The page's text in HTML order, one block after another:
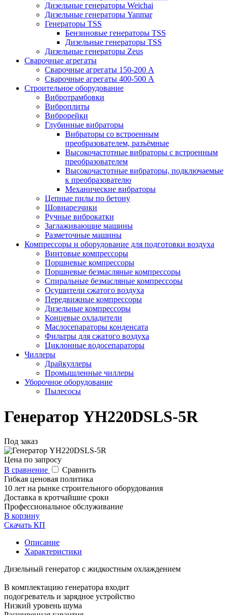
Дизельные генераторы Weichai
Дизельные генераторы Yanmar
Генераторы TSS
Бензиновые генераторы TSS
Дизельные генераторы TSS
Дизельные генераторы Zeus
Сварочные агрегаты
Сварочные агрегаты 150-200 А
Сварочные агрегаты 400-500 А
Строительное оборудование
Вибротрамбовки
Виброплиты
Виброрейки
Глубинные вибраторы
Вибраторы со встроенным
преобразователем, разъёмные
Высокочастотные вибраторы с встроенным
преобразователем
Высокочастотные вибраторы, подключаемые
к преобразователю
Механические вибраторы
Цепные пилы по бетону
Шовнарезчики
Ручные виброкатки
Заглаживающие машины
Разметочные машины
Компрессоры и оборудование для подготовки воздуха
Винтовые компрессоры
Поршневые компрессоры
Поршневые безмасляные компрессоры
Спиральные безмасляные компрессоры
Осушители сжатого воздуха
Передвижные компрессоры
Дизельные компрессоры
Концевые охладители
Маслосепараторы конденсата
Фильтры для сжатого воздуха
Циклонные водосепараторы
Чиллеры
Драйкуллеры
Промышленные чиллеры
Уборочное оборудование
Пылесосы
Генератор YH220DSLS-5R
Под заказ
Цена по запросу
В сравнение
Сравнить
Гибкая ценовая политика
10 лет на рынке строительного оборудования
Доставка в кротчайшие сроки
Профессиональное обслуживание
В корзину
Скачать КП
Описание
Характеристики
Дизельный генератор с жидкостным охлаждением
В комплектацию генератора входит
подогреватель и зарядное устройство
Низкий уровень шума